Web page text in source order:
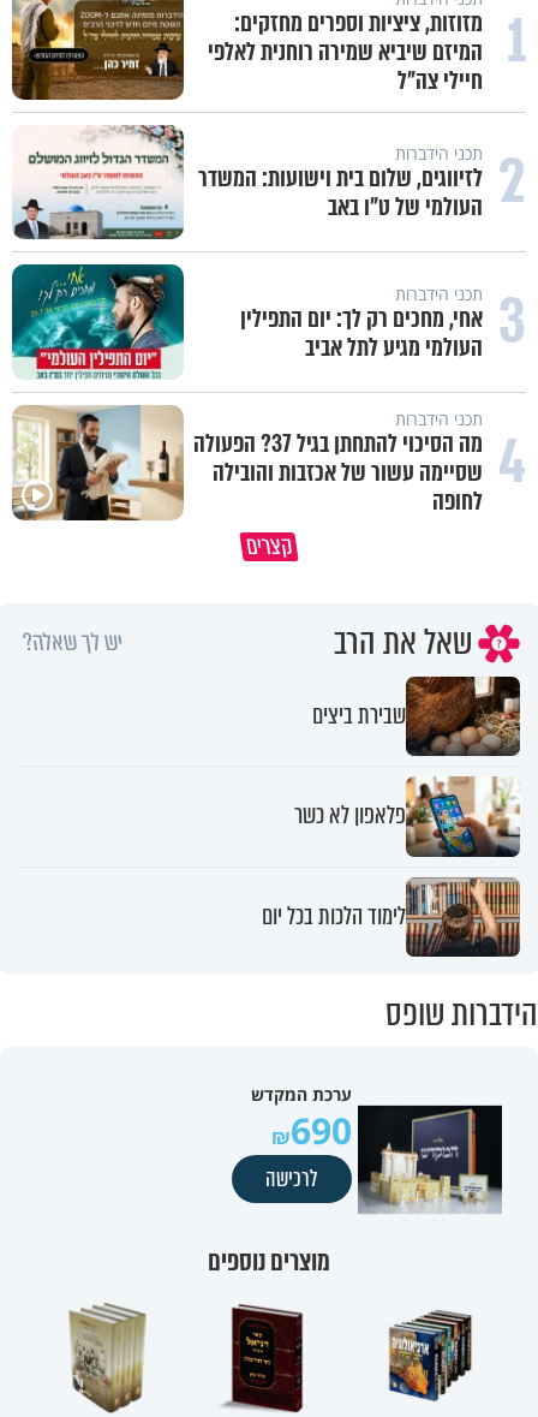
1
מזוזות, ציציות וספרים מחזקים:
המיזם שיביא שמירה רוחנית לאלפי
חיילי צה"ל
2 תכני הידברות
לזיווגים, שלום בית וישועות: המשדר
העולמי של ט"ו באב
3 תכני הידברות
אחי, מחכים רק לך: יום התפילין
העולמי מגיע לתל אביב
4 תכני הידברות
מה הסיכוי להתחתן בגיל 37? הפעולה
שסיימה עשור של אכזבות והובילה
לחופה
קצריםתשתמש באהבה של השם לטובתך
פותחים פתח קטן - ומקבלים
שאל את הרב יש לך שאלה?
שבירת ביצים
פלאפון לא כשר
לימוד הלכות בכל יום
הידברות שופס
ערכת המקדש
690
לרכישה
מוצרים נוספים